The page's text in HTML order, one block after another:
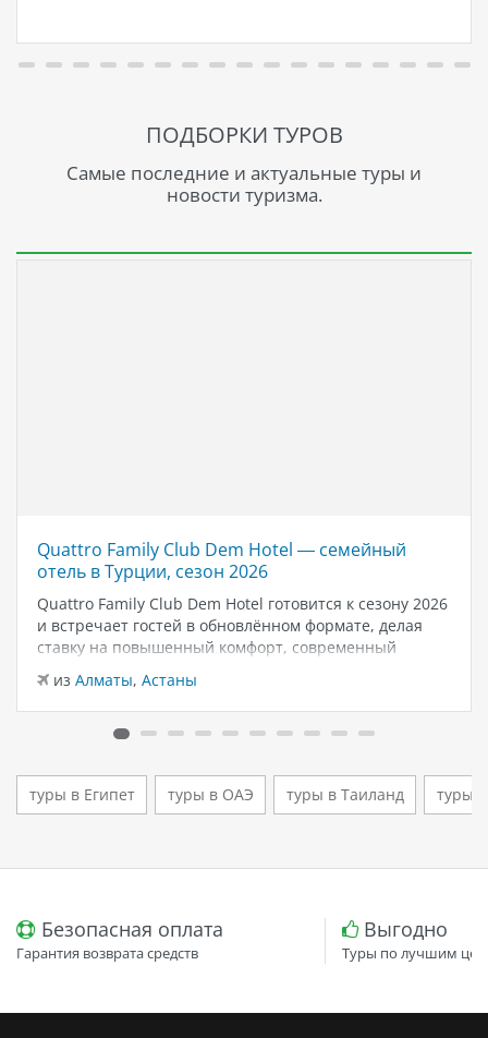
ПОДБОРКИ ТУРОВ
Самые последние и актуальные туры и
новости туризма.
Quattro Family Club Dem Hotel — семейный
отель в Турции, сезон 2026
Quattro Family Club Dem Hotel готовится к сезону 2026
и встречает гостей в обновлённом формате, делая
ставку на повышенный комфорт, современный
дизайн и атмосферу спокойного семейного отдыха у
моря. Отель остаётся популярным выбором для тех,
кто ищет семейный отель в…
из Алматы, Астаны
туры в Египет туры в ОАЭ туры в Таиланд туры
Безопасная оплата
Гарантия возврата средств
Выгодно
Туры по лучшим